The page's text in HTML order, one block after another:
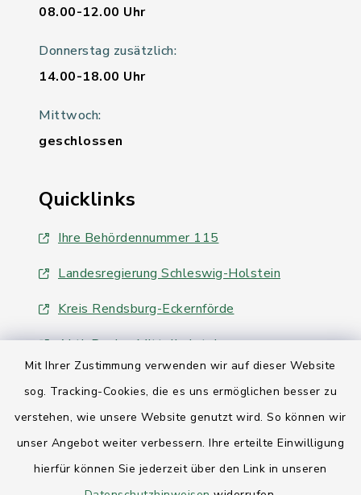
Mit Ihrer Zustimmung verwenden wir auf dieser Website
sog. Tracking-Cookies, die es uns ermöglichen besser zu
verstehen, wie unsere Website genutzt wird. So können wir
unser Angebot weiter verbessern. Ihre erteilte Einwilligung
hierfür können Sie jederzeit über den Link in unseren
08.00-12.00 Uhr
Donnerstag zusätzlich:
14.00-18.00 Uhr
Mittwoch:
geschlossen
Quicklinks
Ihre Behördennummer 115
Landesregierung Schleswig-Holstein
Kreis Rendsburg-Eckernförde
AktivRegion Mittelholstein
Kontakt